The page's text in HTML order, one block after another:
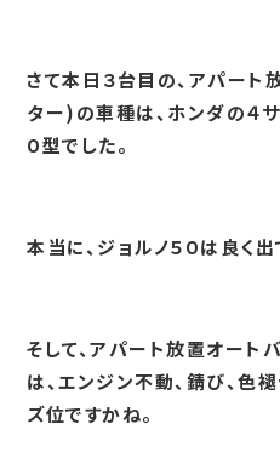
さて本日３台目の、アパー
ター)の車種は、ホンダの４サ
０型でした。
本当に、ジョルノ５０は良く
そして、アパート放置オー
は、エンジン不動、錆び、色
ズ位ですかね。